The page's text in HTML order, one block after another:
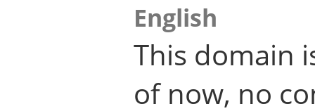
English
This domain
of now, no